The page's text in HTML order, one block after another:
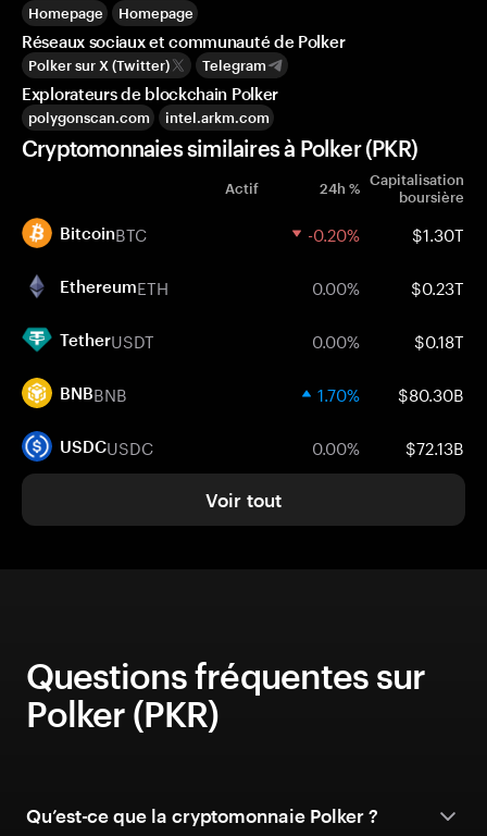
Homepage Homepage
Réseaux sociaux et communauté de Polker
Polker sur X (Twitter) Telegram
Explorateurs de blockchain Polker
polygonscan.com intel.arkm.com
Cryptomonnaies similaires à Polker (PKR)
Actif 24h % Capitalisation
boursière
BitcoinBTC -0.20% $1.30T
EthereumETH 0.00% $0.23T
TetherUSDT 0.00% $0.18T
BNBBNB 1.70% $80.30B
USDCUSDC 0.00% $72.13B
Voir tout
Questions fréquentes sur
Polker (PKR)
Qu’est-ce que la cryptomonnaie Polker ?